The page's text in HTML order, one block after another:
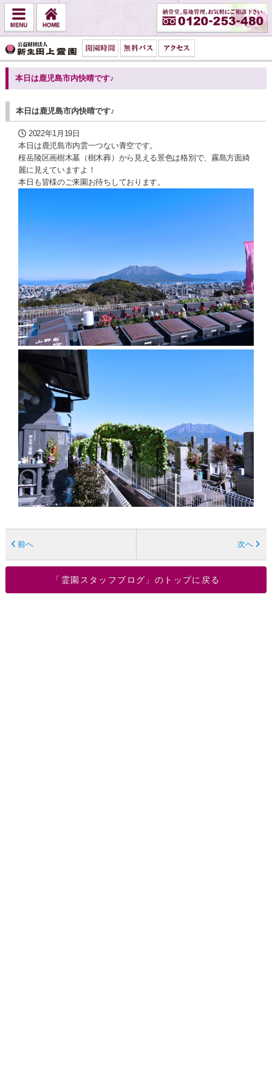
本日は鹿児島市内快晴です♪
本日は鹿児島市内快晴です♪
2022年1月19日
本日は鹿児島市内雲一つない青空です。
桜岳陵区画樹木墓（樹木葬）から見える景色は格別で、霧島方面綺
麗に見えていますよ！
本日も皆様のご来園お待ちしております。
前へ 次へ
「霊園スタッフブログ」のトップに戻る